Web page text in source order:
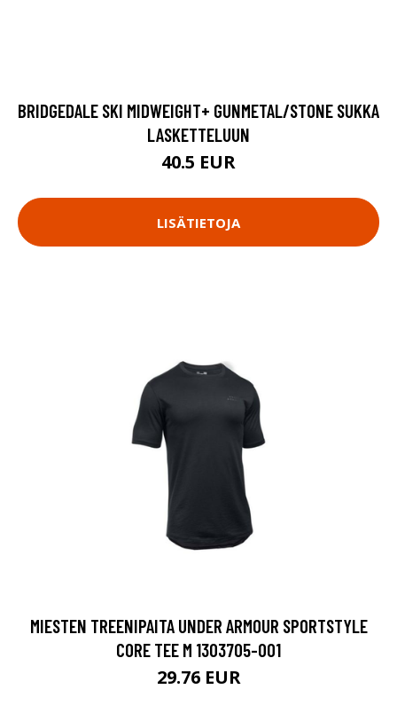
BRIDGEDALE SKI MIDWEIGHT+ GUNMETAL/STONE SUKKA
LASKETTELUUN
40.5 EUR
LISÄTIETOJA
MIESTEN TREENIPAITA UNDER ARMOUR SPORTSTYLE
CORE TEE M 1303705-001
29.76 EUR